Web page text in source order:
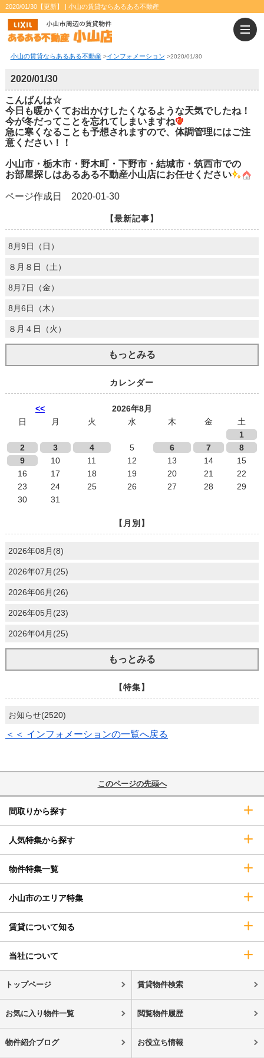
2020/01/30【更新】 | 小山の賃貸ならあるある不動産
小山の賃貸ならあるある不動産>インフォメーション >2020/01/30
2020/01/30
こんばんは☆
今日も暖かくてお出かけしたくなるような天気でしたね！
今が冬だってことを忘れてしまいますね
急に寒くなることも予想されますので、体調管理にはご注
意ください！！
小山市・栃木市・野木町・下野市・結城市・筑西市での
お部屋探しはあるある不動産小山店にお任せください
ページ作成日 2020-01-30
【最新記事】
8月9日（日）
８月８日（土）
8月7日（金）
8月6日（木）
８月４日（火）
もっとみる
カレンダー
<<
2026年8月
日
月 火 水 木 金
土
1
2
3 4 5 6 7
8
9
10 11 12 13 14
15
16
17 18 19 20 21
22
23
24 25 26 27 28
29
30
31
【月別】
2026年08月(8)
2026年07月(25)
2026年06月(26)
2026年05月(23)
2026年04月(25)
もっとみる
【特集】
お知らせ(2520)
＜＜ インフォメーションの一覧へ戻る
このページの先頭へ
間取りから探す
人気特集から探す
物件特集一覧
小山市のエリア特集
賃貸について知る
当社について
トップページ 賃貸物件検索
お気に入り物件一覧 閲覧物件履歴
物件紹介ブログ お役立ち情報